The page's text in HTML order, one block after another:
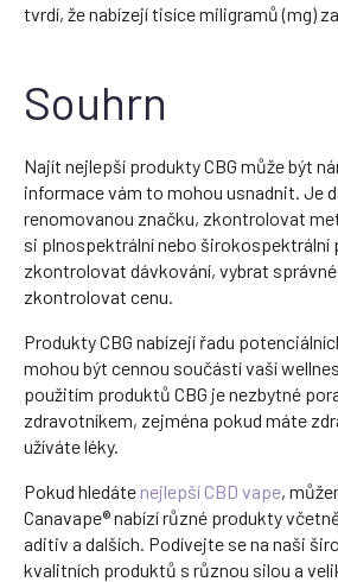
tvrdí, že nabízejí tisíce miligramů (mg)
Souhrn
Najít nejlepší produkty CBG může být
informace vám to mohou usnadnit. Je
renomovanou značku, zkontrolovat
si plnospektrální nebo širokospektrální
zkontrolovat dávkování, vybrat správné
zkontrolovat cenu.
Produkty CBG nabízejí řadu
mohou být cennou součástí vaší
použitím produktů CBG je nezbytné
zdravotníkem, zejména pokud máte
užíváte léky.
Pokud hledáte nejlepší CBD vape,
Canavape®nabízí různé produkty
aditiv a dalších. Podívejte se na naši
kvalitních produktů s různou silou a